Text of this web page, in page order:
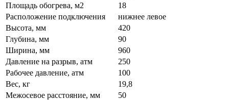
Площадь обогрева, м2
18
Расположение подключения
нижнее левое
Высота, мм
420
Глубина, мм
90
Ширина, мм
960
Давление на разрыв, атм
250
Рабочее давление, атм
100
Вес, кг
19,8
Межосевое расстояние, мм
50